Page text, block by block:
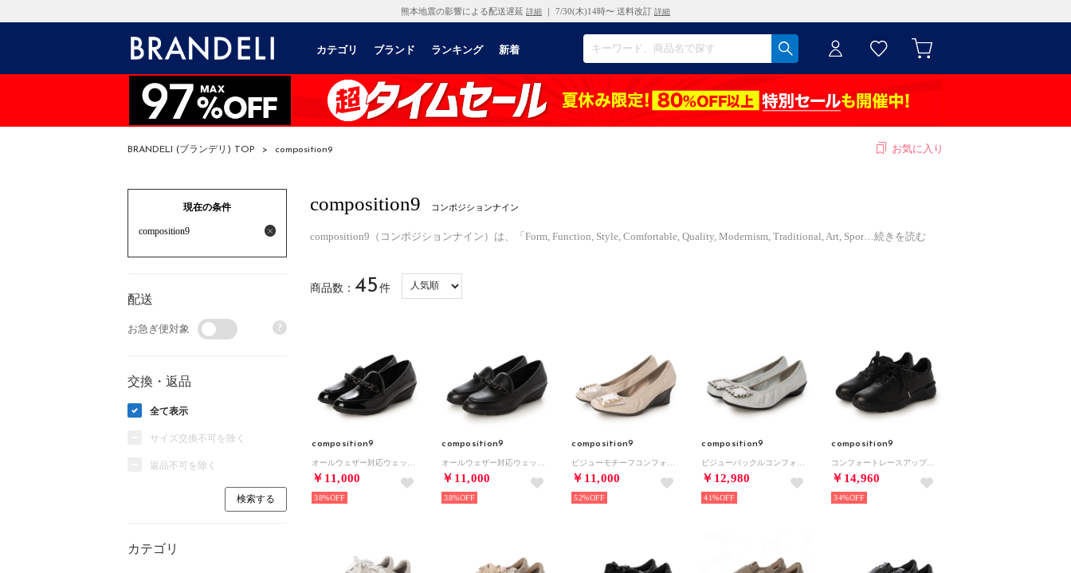
熊本地震の影響による配送遅延 詳細 ｜ 7/30(木)14時〜 送料改訂 詳細
カテゴリ ブランド ランキング 新着
BRANDELI (ブランデリ) TOP > composition9 お気に入り
現在の条件
composition9
配送
お急ぎ便対象 ?
交換・返品
全て表示
サイズ交換不可を除く
返品不可を除く
カテゴリ
composition9 コンポジションナイン
composition9（コンポジションナイン）は、「Form, Function, Style, Comfortable, Quality, Modernism, Traditional, Art, Spor… 続きを読む
商品数： 45 件
composition9
￥11,000
38%
composition9
￥11,000
38%
composition9
￥11,000
52%
composition9
￥12,980
41%
composition9
￥14,960
34%